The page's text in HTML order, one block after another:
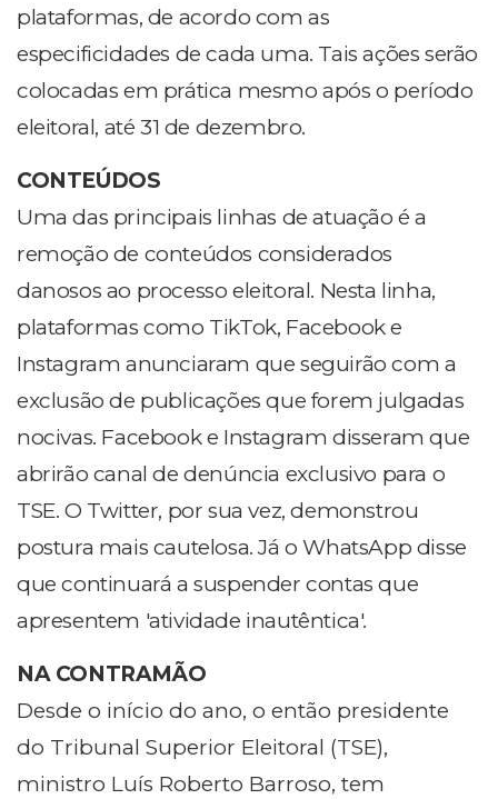
plataformas, de acordo com as
especificidades de cada uma. Tais ações serão
colocadas em prática mesmo após o período
eleitoral, até 31 de dezembro.
CONTEÚDOS
Uma das principais linhas de atuação é a
remoção de conteúdos considerados
danosos ao processo eleitoral. Nesta linha,
plataformas como TikTok, Facebook e
Instagram anunciaram que seguirão com a
exclusão de publicações que forem julgadas
nocivas. Facebook e Instagram disseram que
abrirão canal de denúncia exclusivo para o
TSE. O Twitter, por sua vez, demonstrou
postura mais cautelosa. Já o WhatsApp disse
que continuará a suspender contas que
apresentem 'atividade inautêntica'.
NA CONTRAMÃO
Desde o início do ano, o então presidente
do Tribunal Superior Eleitoral (TSE),
ministro Luís Roberto Barroso, tem